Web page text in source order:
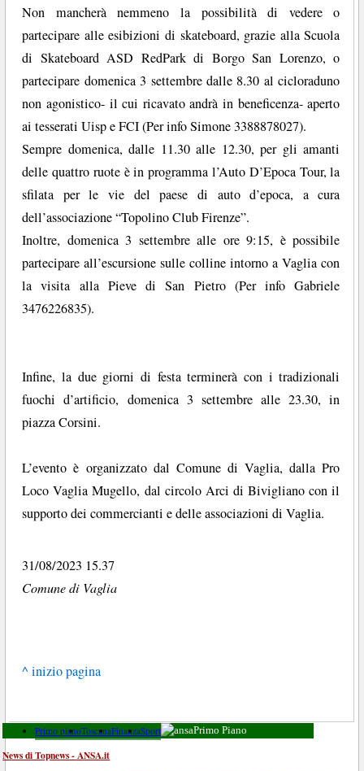
Non mancherà nemmeno la possibilità di vedere o
partecipare alle esibizioni di skateboard, grazie alla Scuola
di Skateboard ASD RedPark di Borgo San Lorenzo, o
partecipare domenica 3 settembre dalle 8.30 al cicloraduno
non agonistico- il cui ricavato andrà in beneficenza- aperto
ai tesserati Uisp e FCI (Per info Simone 3388878027).
Sempre domenica, dalle 11.30 alle 12.30, per gli amanti
delle quattro ruote è in programma l’Auto D’Epoca Tour, la
sfilata per le vie del paese di auto d’epoca, a cura
dell’associazione “Topolino Club Firenze”.
Inoltre, domenica 3 settembre alle ore 9:15, è possibile
partecipare all’escursione sulle colline intorno a Vaglia con
la visita alla Pieve di San Pietro (Per info Gabriele
3476226835).
Infine, la due giorni di festa terminerà con i tradizionali
fuochi d’artificio, domenica 3 settembre alle 23.30, in
piazza Corsini.
L’evento è organizzato dal Comune di Vaglia, dalla Pro
Loco Vaglia Mugello, dal circolo Arci di Bivigliano con il
supporto dei commercianti e delle associazioni di Vaglia.
31/08/2023 15.37
Comune di Vaglia
^ inizio pagina
Primo pianoToscanaFinanzaSport Primo Piano
News di Topnews - ANSA.it